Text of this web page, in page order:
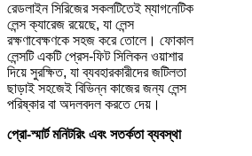
রেডলাইন সিরিজের সকলটিতেই ম্যাগনেটিক
লেন্স ক্যারেজ রয়েছে, যা লেন্স
রক্ষণাবেক্ষণকে সহজ করে তোলে। ফোকাল
লেন্সটি একটি প্রেস-ফিট সিলিকন ওয়াশার
দিয়ে সুরক্ষিত, যা ব্যবহারকারীদের জটিলতা
ছাড়াই সহজেই বিভিন্ন কাজের জন্য লেন্স
পরিষ্কার বা অদলবদল করতে দেয়।
প্রো-স্মার্ট মনিটরিং এবং সতর্কতা ব্যবস্থা